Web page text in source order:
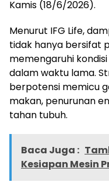
Kamis (18/6/2026).
Menurut IFG Life,
tidak hanya bersifat
memengaruhi
dalam waktu lama.
berpotensi memicu
makan, penurunan
tahan tubuh.
Baca Juga :
Kesiapan Mesin